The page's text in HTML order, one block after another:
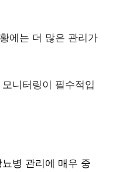
에는 더 많은 관리가
니터링이 필수적입
병 관리에 매우 중